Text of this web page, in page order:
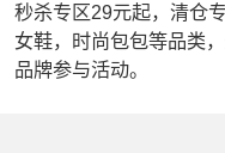
秒杀专区29元起，清仓
女鞋，时尚包包等品类
品牌参与活动。